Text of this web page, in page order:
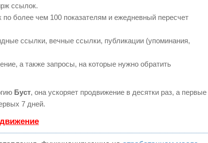
ссылок.
более чем 100 показателям и ежедневный пересчет
ссылки, вечные ссылки, публикации (упоминания,
а также запросы, на которые нужно обратить
Буст, она ускоряет продвижение в десятки раз, а первые
7 дней.